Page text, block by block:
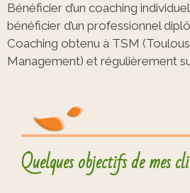
Bénéficier d’un coaching
bénéficier d’un professionnel
Coaching obtenu à TSM
Management) et régulièrement
Quelques objectifs de mes